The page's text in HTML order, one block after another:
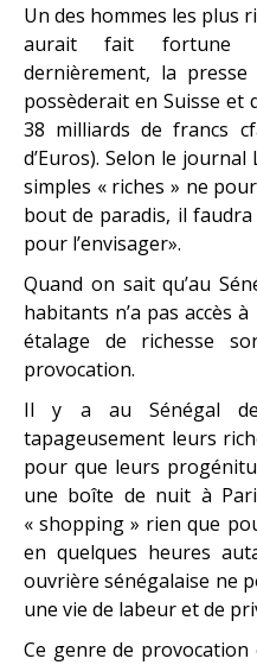
Un des hommes les plus
aurait fait fortune
dernièrement, la
possèderait en Suisse et
38 milliards de francs
d’Euros). Selon le
simples « riches » ne
bout de paradis, il
pour l’envisager».
Quand on sait qu’au
habitants n’a pas accès
étalage de richesse
provocation.
Il y a au Sénégal
tapageusement leurs
pour que leurs
une boîte de nuit à
« shopping » rien que
en quelques heures
ouvrière sénégalaise ne
une vie de labeur et de
Ce genre de provocation